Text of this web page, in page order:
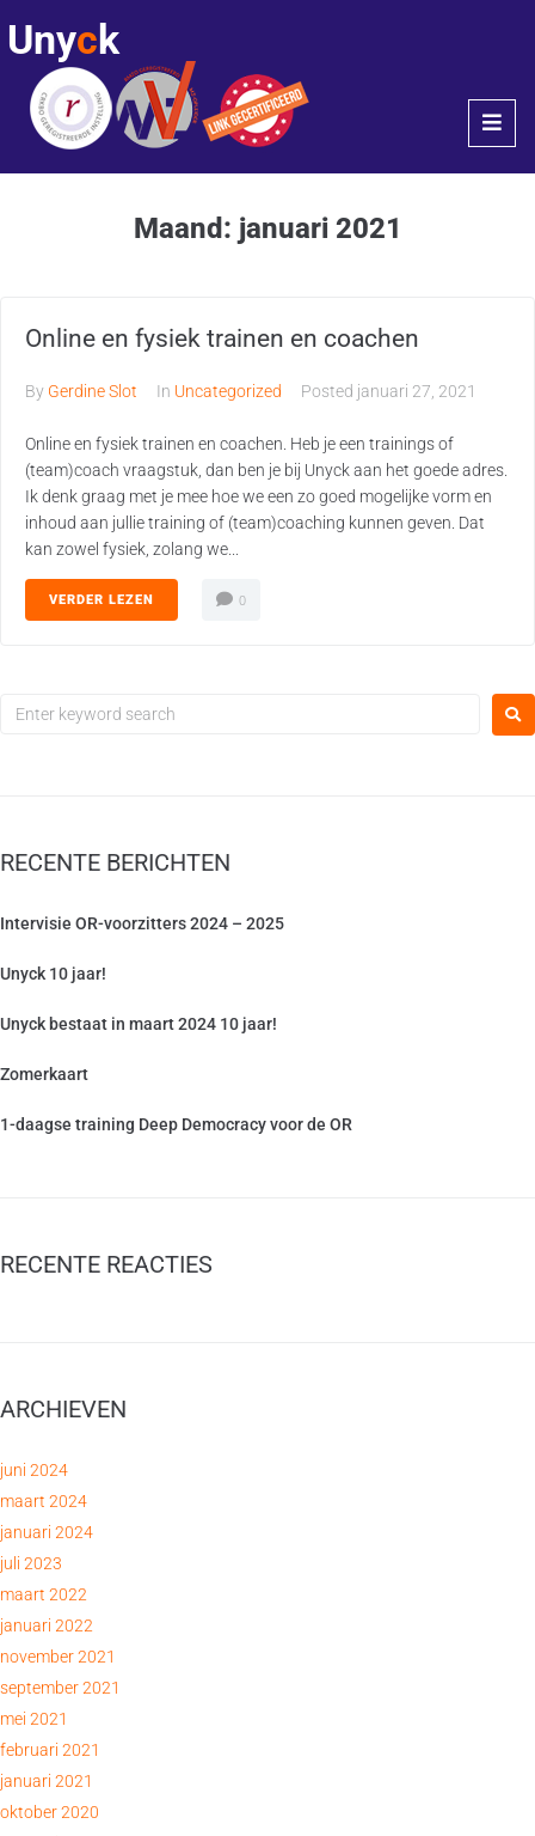
Unyck
Maand: januari 2021
Online en fysiek trainen en coachen
By Gerdine Slot In Uncategorized Posted januari 27, 2021
Online en fysiek trainen en coachen. Heb je een trainings of
(team)coach vraagstuk, dan ben je bij Unyck aan het goede adres.
Ik denk graag met je mee hoe we een zo goed mogelijke vorm en
inhoud aan jullie training of (team)coaching kunnen geven. Dat
kan zowel fysiek, zolang we...
VERDER LEZEN 0
RECENTE BERICHTEN
Intervisie OR-voorzitters 2024 – 2025
Unyck 10 jaar!
Unyck bestaat in maart 2024 10 jaar!
Zomerkaart
1-daagse training Deep Democracy voor de OR
RECENTE REACTIES
ARCHIEVEN
juni 2024
maart 2024
januari 2024
juli 2023
maart 2022
januari 2022
november 2021
september 2021
mei 2021
februari 2021
januari 2021
oktober 2020